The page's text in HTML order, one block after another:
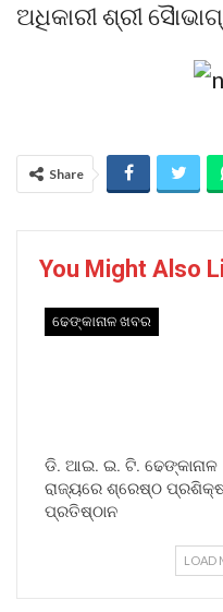
ଅଧିକାରୀ ଶ୍ରୀ
Share
You Might Also
ଢେଙ୍କାନାଳ ଖବର
ଡି. ଆଇ. ଇ. ଟି. ଢେଙ୍କାନାଳ
ରାଜ୍ୟରେ ଶ୍ରେଷ୍ଠ
ପ୍ରତିଷ୍ଠାନ
LOAD